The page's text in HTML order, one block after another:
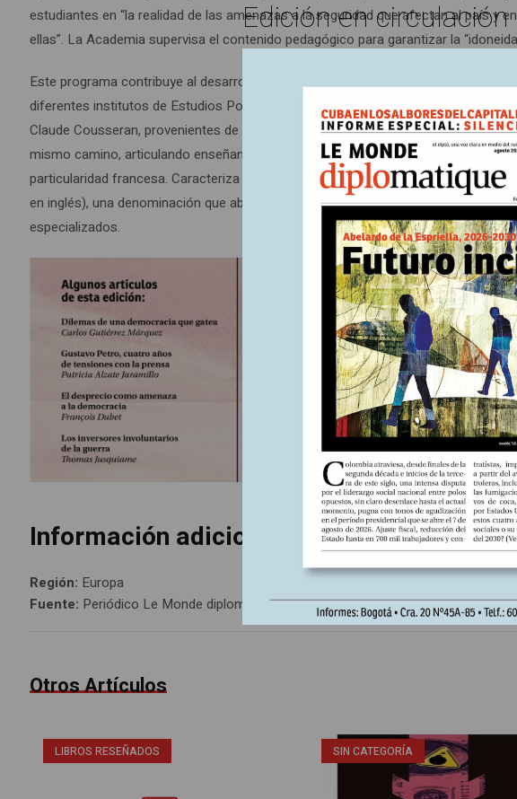
estudiantes en “la realidad de las amenazas a la seguridad que afectan al país y
ellas”. La Academia supervisa el contenido pedagógico para garantizar la
Este programa contribuye al desarrollo de las formaciones universitarias
diferentes institutos de Estudios Políticos. A partir de 2010, la sede de París
Claude Cousseran, provenientes de la Dirección General de Seguridad Exterior
mismo camino, articulando enseñanza universitaria y profesionales de
particularidad francesa. Caracteriza un modelo largamente difundido en el Reino
en inglés), una denominación que abarca dos realidades estrechamente ligadas:
especializados.
Información adicional
Región: Europa
Fuente: Periódico Le Monde diplomatique, edición Colombia Nº266, Junio 2026
Otros Artículos
LIBROS RESEÑADOS SIN CATEGORÍA
Edición en circulación